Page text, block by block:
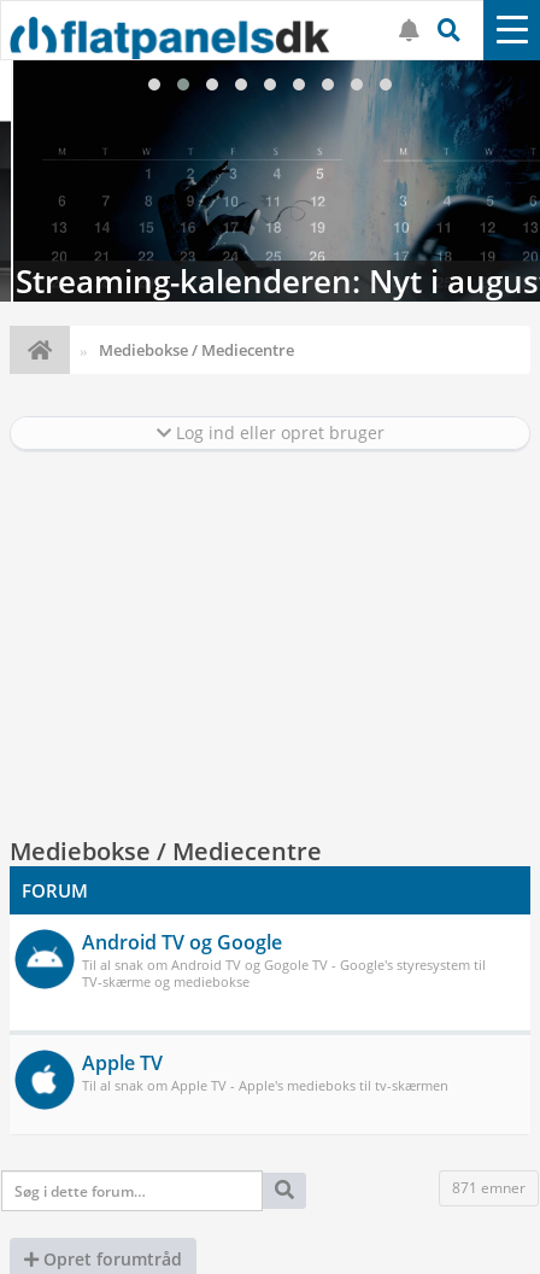
Streaming-kalenderen: Nyt i august
Mediebokse / Mediecentre
Log ind eller opret bruger
Mediebokse / Mediecentre
FORUM
Android TV og Google
Til al snak om Android TV og Gogole TV - Google's styresystem til
TV-skærme og mediebokse
Apple TV
Til al snak om Apple TV - Apple's medieboks til tv-skærmen
871 emner
Opret forumtråd